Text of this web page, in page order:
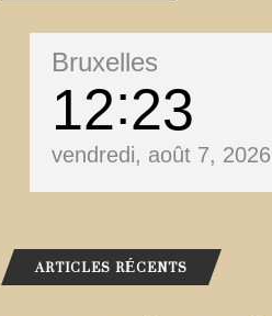
Bruxelles
12 23
vendredi, août 7, 2026
ARTICLES RÉCENTS